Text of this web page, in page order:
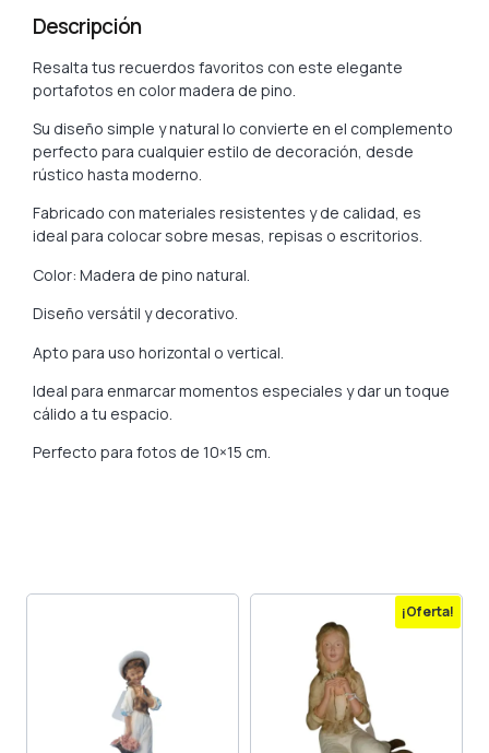
Descripción
Resalta tus recuerdos favoritos con este elegante
portafotos en color madera de pino.
Su diseño simple y natural lo convierte en el complemento
perfecto para cualquier estilo de decoración, desde
rústico hasta moderno.
Fabricado con materiales resistentes y de calidad, es
ideal para colocar sobre mesas, repisas o escritorios.
Color: Madera de pino natural.
Diseño versátil y decorativo.
Apto para uso horizontal o vertical.
Ideal para enmarcar momentos especiales y dar un toque
cálido a tu espacio.
Perfecto para fotos de 10×15 cm.
¡Oferta!